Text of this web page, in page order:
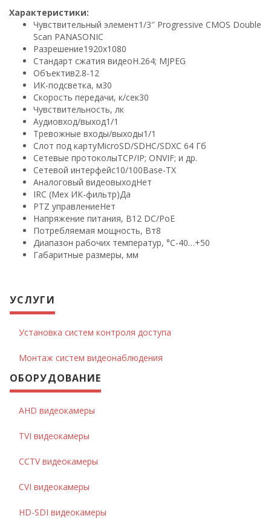
Характеристики:
Чувствительный элемент1/3″ Progressive CMOS Double
Scan PANASONIC
Разрешение1920х1080
Стандарт сжатия видеоH.264; MJPEG
Объектив2.8-12
ИК-подсветка, м30
Скорость передачи, к/сек30
Чувствительность, лк
Аудиовход/выход1/1
Тревожные входы/выходы1/1
Слот под картуMicroSD/SDHC/SDXC 64 Гб
Сетевые протоколыTCP/IP; ONVIF; и др.
Сетевой интерфейс10/100Base-TX
Аналоговый видеовыходНет
IRC (Мех ИК-фильтр)Да
PTZ управлениеНет
Напряжение питания, В12 DC/PoE
Потребляемая мощность, Вт8
Диапазон рабочих температур, °С-40…+50
Габаритные размеры, мм
УСЛУГИ
Установка систем контроля доступа
Монтаж систем видеонаблюдения
ОБОРУДОВАНИЕ
AHD видеокамеры
TVI видеокамеры
CCTV видеокамеры
CVI видеокамеры
HD-SDI видеокамеры